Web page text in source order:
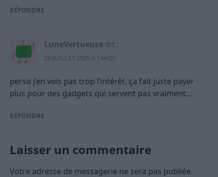
RÉPONDRE
LuneVertueuse dit :
26 JUILLET 2025 À 14H25
perso j’en vois pas trop l’intérêt, ça fait juste payer
plus pour des gadgets qui servent pas vraiment…
RÉPONDRE
Laisser un commentaire
Votre adresse de messagerie ne sera pas publiée.